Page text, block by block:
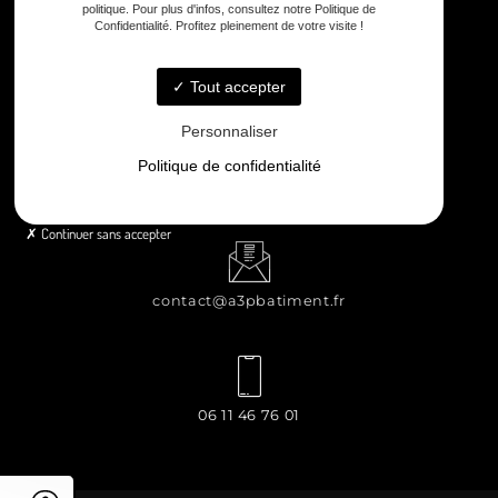
8 rue Principale Le Chiron, 17510 Néré
contact@a3pbatiment.fr
06 11 46 76 01
politique. Pour plus d'infos, consultez notre Politique de
Confidentialité. Profitez pleinement de votre visite !
Tout accepter
Personnaliser
Politique de confidentialité
Continuer sans accepter